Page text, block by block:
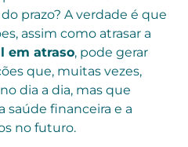
prazo? A verdade é que
assim como atrasar a
em atraso, pode gerar
que, muitas vezes,
dia a dia, mas que
financeira e a
no futuro.